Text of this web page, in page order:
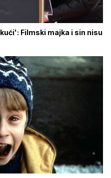
Filmski majka i sin nisu